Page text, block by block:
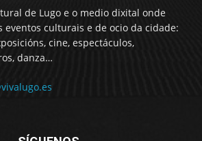
de Lugo e o medio dixital onde
culturais e de ocio da cidade:
cine, espectáculos,
danza…